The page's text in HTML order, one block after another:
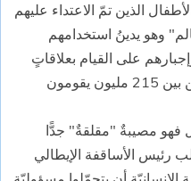
الذين تمّ الاعتداء عليهم
في العالم" وهو يدينُ استخدامهم
على القيام بعلاقاتٍ
جنسيّة كما أنّ 115 مليون طفلًا من بين 215 مليون يقومون
فهو مصيبةٌ "مقلقةٌ" جدًّا
رئيس الأساقفة الإيطالي